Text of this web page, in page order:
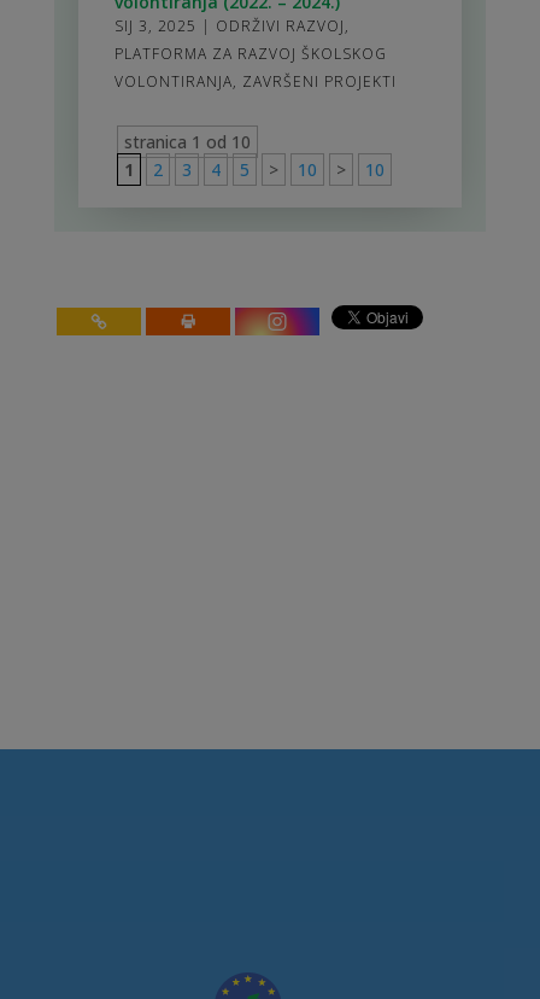
SIJ 3, 2025 | ODRŽIVI RAZVOJ,
PLATFORMA ZA RAZVOJ ŠKOLSKOG
VOLONTIRANJA, ZAVRŠENI PROJEKTI
stranica 1 od 10
1
2 3 4 5 > 10 > 10